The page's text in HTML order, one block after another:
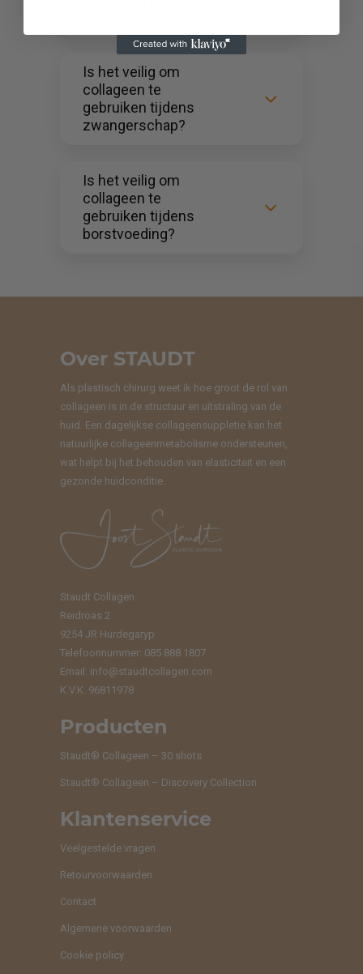
Is het veilig om
collageen te
gebruiken tijdens
zwangerschap?
Is het veilig om
collageen te
gebruiken tijdens
borstvoeding?
Over STAUDT
Als plastisch chirurg weet ik hoe groot de rol van
collageen is in de structuur en uitstraling van de
huid. Een dagelijkse collageensuppletie kan het
natuurlijke collageenmetabolisme ondersteunen,
wat helpt bij het behouden van elasticiteit en een
gezonde huidconditie.
Staudt Collagen
Reidroas 2
9254 JR Hurdegaryp
Telefoonnummer: 085 888 1807
Email: info@staudtcollagen.com
K.V.K. 96811978
Producten
Staudt® Collageen – 30 shots
Staudt® Collageen – Discovery Collection
Klantenservice
Veelgestelde vragen
Retourvoorwaarden
Contact
Algemene voorwaarden
Cookie policy